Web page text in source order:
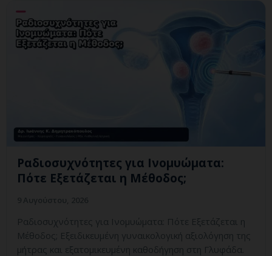
Ραδιοσυχνότητες για Ινομυώματα:
Πότε Εξετάζεται η Μέθοδος;
Ραδιοσυχνότητες για Ινομυώματα: Πότε Εξετάζεται η
Μέθοδος; Εξειδικευμένη γυναικολογική αξιολόγηση της
μήτρας και εξατομικευμένη καθοδήγηση στη Γλυφάδα.